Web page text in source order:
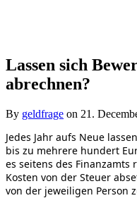
Lassen sich
abrechnen?
By geldfrage on 21.
Jedes Jahr aufs Neue
bis zu mehrere hundert
es seitens des
Kosten von der Steuer
von der jeweiligen Person